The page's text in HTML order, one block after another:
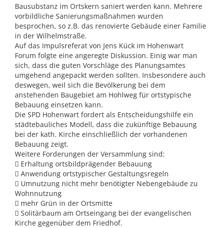
Bausubstanz im Ortskern saniert werden kann. Mehrere
vorbildliche Sanierungsmaßnahmen wurden
besprochen, so z.B. das renovierte Gebäude einer Familie
in der Wilhelmstraße.
Auf das Impulsreferat von Jens Kück im Hohenwart
Forum folgte eine angeregte Diskussion. Einig war man
sich, dass die guten Vorschläge des Planungsamtes
umgehend angepackt werden sollten. Insbesondere auch
deswegen, weil sich die Bevölkerung bei dem
anstehenden Baugebiet am Hohlweg für ortstypische
Bebauung einsetzen kann.
Die SPD Hohenwart fordert als Entscheidungshilfe ein
städtebauliches Modell, dass die zukünftige Bebauung
bei der kath. Kirche einschließlich der vorhandenen
Bebauung zeigt.
Weitere Forderungen der Versammlung sind:
 Erhaltung ortsbildprägender Bebauung
 Anwendung ortstypischer Gestaltungsregeln
 Umnutzung nicht mehr benötigter Nebengebäude zu
Wohnnutzung
 mehr Grün in der Ortsmitte
 Solitärbaum am Ortseingang bei der evangelischen
Kirche gegenüber dem Friedhof.